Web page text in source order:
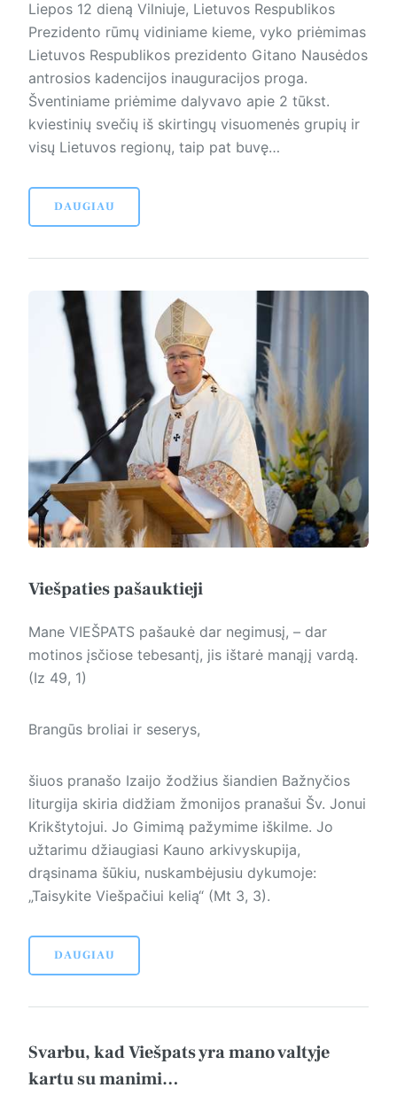
Liepos 12 dieną Vilniuje, Lietuvos Respublikos
Prezidento rūmų vidiniame kieme, vyko priėmimas
Lietuvos Respublikos prezidento Gitano Nausėdos
antrosios kadencijos inauguracijos proga.
Šventiniame priėmime dalyvavo apie 2 tūkst.
kviestinių svečių iš skirtingų visuomenės grupių ir
visų Lietuvos regionų, taip pat buvę…
DAUGIAU
Viešpaties pašauktieji
Mane VIEŠPATS pašaukė dar negimusį, – dar
motinos įsčiose tebesantį, jis ištarė manąjį vardą.
(Iz 49, 1)
Brangūs broliai ir seserys,
šiuos pranašo Izaijo žodžius šiandien Bažnyčios
liturgija skiria didžiam žmonijos pranašui Šv. Jonui
Krikštytojui. Jo Gimimą pažymime iškilme. Jo
užtarimu džiaugiasi Kauno arkivyskupija,
drąsinama šūkiu, nuskambėjusiu dykumoje:
„Taisykite Viešpačiui kelią“ (Mt 3, 3).
DAUGIAU
Svarbu, kad Viešpats yra mano valtyje
kartu su manimi…